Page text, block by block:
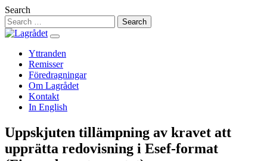
Hoppa
till
innehåll
Search
Yttranden
Remisser
Föredragningar
Om Lagrådet
Kontakt
In English
Uppskjuten tillämpning av kravet att
upprätta redovisning i Esef-format